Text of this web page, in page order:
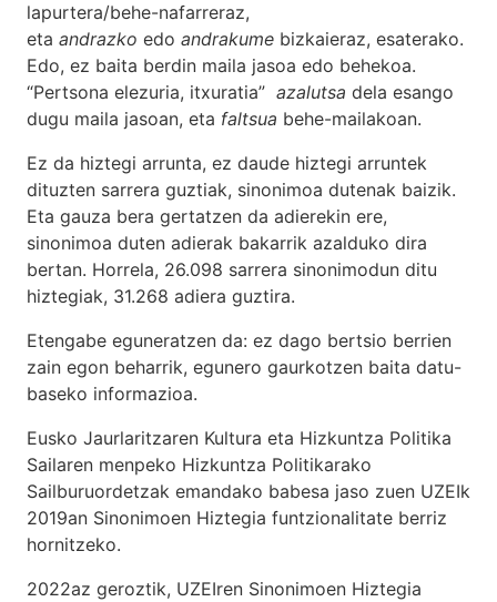
lapurtera/behe-nafarreraz,
eta andrazko edo andrakume bizkaieraz, esaterako.
Edo, ez baita berdin maila jasoa edo behekoa.
“Pertsona elezuria, itxuratia” azalutsa dela esango
dugu maila jasoan, eta faltsua behe-mailakoan.
Ez da hiztegi arrunta, ez daude hiztegi arruntek
dituzten sarrera guztiak, sinonimoa dutenak baizik.
Eta gauza bera gertatzen da adierekin ere,
sinonimoa duten adierak bakarrik azalduko dira
bertan. Horrela, 26.098 sarrera sinonimodun ditu
hiztegiak, 31.268 adiera guztira.
Etengabe eguneratzen da: ez dago bertsio berrien
zain egon beharrik, egunero gaurkotzen baita datu-
baseko informazioa.
Eusko Jaurlaritzaren Kultura eta Hizkuntza Politika
Sailaren menpeko Hizkuntza Politikarako
Sailburuordetzak emandako babesa jaso zuen UZEIk
2019an Sinonimoen Hiztegia funtzionalitate berriz
hornitzeko.
2022az geroztik, UZEIren Sinonimoen Hiztegia